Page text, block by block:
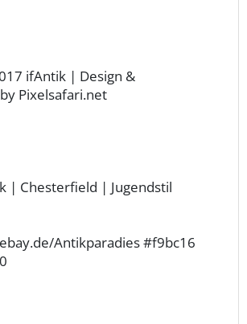
ifAntik | Design &
Pixelsafari.net
| Chesterfield | Jugendstil
Antikparadies #f9bc16